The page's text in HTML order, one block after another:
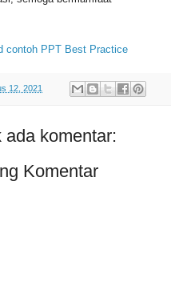
contoh PPT Best Practice
12, 2021
ada komentar:
Komentar